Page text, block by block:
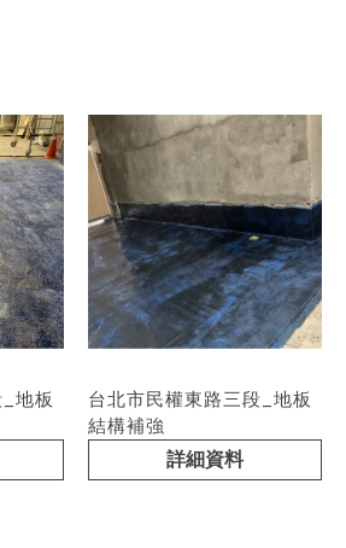
地板
台北市民權東路三段_地板
結構補強
詳細資料